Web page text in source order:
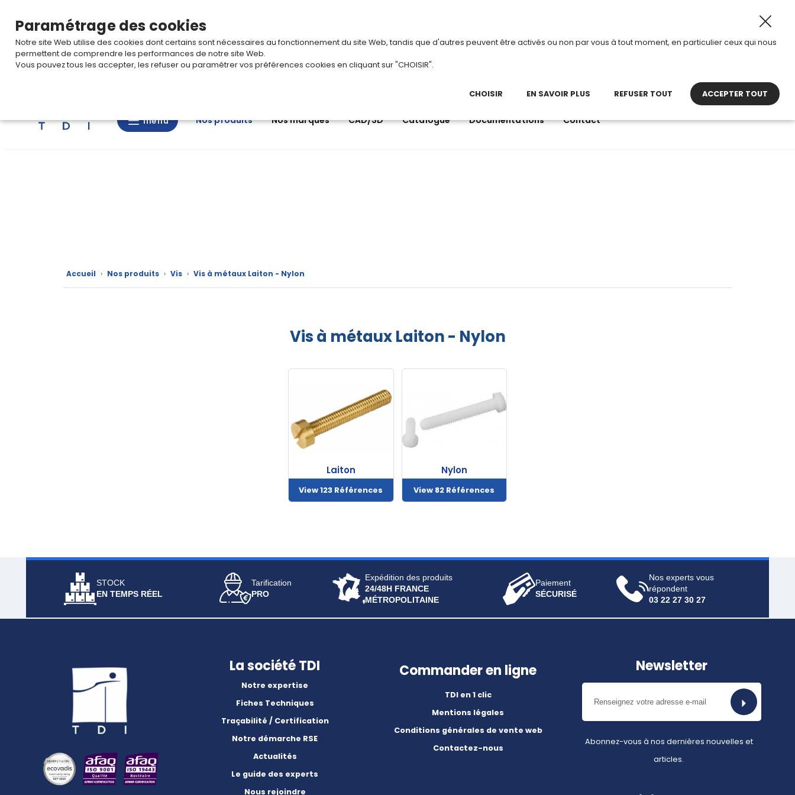
Du 3 au 28 août 2026, TDI passe en mode été. Horaires
Nos
Catalogue
menu
menu Nos produits Nos marques CAD/3D Catalogue Documentations Contact
Accueil › Nos produits › Vis › Vis à métaux Laiton - Nylon
Vis à métaux Laiton - Nylon
Laiton
View 123 Références
Nylon
View 82 Références
STOCK
EN TEMPS RÉEL
Tarification
PRO
Expédition des produits
24/48H FRANCE
MÉTROPOLITAINE
Paiement
SÉCURISÉ
Nos experts vous
répondent
03 22 27 30 27
La société TDI
Notre expertise
Fiches Techniques
Traçabilité / Certification
Notre démarche RSE
Actualités
Le guide des experts
Nous rejoindre
Commander en ligne
TDI en 1 clic
Mentions légales
Conditions générales de vente web
Contactez-nous
Newsletter
Abonnez-vous à nos dernières nouvelles et
articles.
Paramétrage des cookies
Notre site Web utilise des cookies dont certains sont nécessaires au fonctionnement du site Web, tandis que d'autres peuvent être activés ou non par vous à tout moment, en particulier ceux qui nous
permettent de comprendre les performances de notre site Web.
Vous pouvez tous les accepter, les refuser ou paramétrer vos préférences cookies en cliquant sur "CHOISIR".
CHOISIR EN SAVOIR PLUS REFUSER TOUT ACCEPTER TOUT